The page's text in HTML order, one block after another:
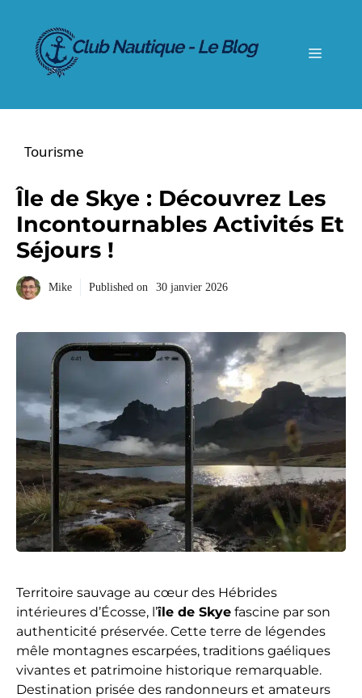
contenu
Menu
Tourisme
Île de Skye : Découvrez Les
Incontournables Activités Et
Séjours !
Mike Published on 30 janvier 2026
Territoire sauvage au cœur des Hébrides
intérieures d’Écosse, l’île de Skye fascine par son
authenticité préservée. Cette terre de légendes
mêle montagnes escarpées, traditions gaéliques
vivantes et patrimoine historique remarquable.
Destination prisée des randonneurs et amateurs